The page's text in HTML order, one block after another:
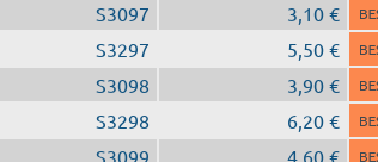
S3097
3,10 €
S3297
5,50 €
S3098
3,90 €
S3298
6,20 €
S3099
4,60 €